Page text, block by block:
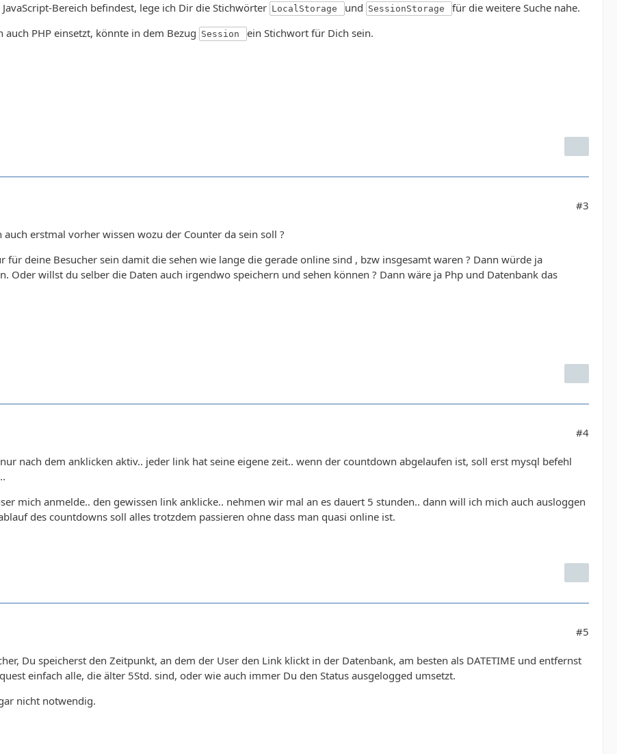
Bereich befindest, lege ich Dir die Stichwörter LocalStorage und SessionStorage
für die weitere Suche nahe.
auch PHP einsetzt, könnte in dem Bezug Session ein Stichwort für Dich sein.
#3
erstmal vorher wissen wozu der Counter da sein soll ?
für deine Besucher sein damit die sehen wie lange die gerade online sind , bzw insgesamt waren ? Dann würde ja
Oder willst du selber die Daten auch irgendwo speichern und sehen können ? Dann wäre ja Php und Datenbank das
#4
nach dem anklicken aktiv.. jeder link hat seine eigene zeit.. wenn der countdown abgelaufen ist, soll erst mysql befehl
mich anmelde.. den gewissen link anklicke.. nehmen wir mal an es dauert 5 stunden.. dann will ich mich auch ausloggen
des countdowns soll alles trotzdem passieren ohne dass man quasi online ist.
#5
Du speicherst den Zeitpunkt, an dem der User den Link klickt in der Datenbank, am besten als DATETIME und entfernst
einfach alle, die älter 5Std. sind, oder wie auch immer Du den Status ausgelogged umsetzt.
nicht notwendig.